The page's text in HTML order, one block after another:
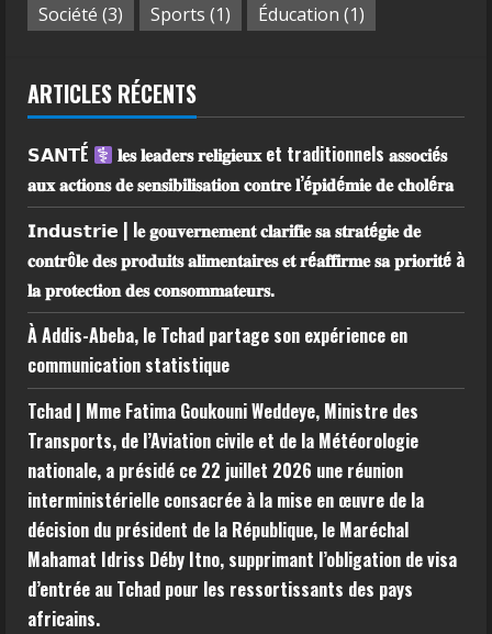
Société (3) Sports (1) Éducation (1)
ARTICLES RÉCENTS
𝗦𝗔𝗡𝗧É
𝐥𝐞𝐬 𝐥𝐞𝐚𝐝𝐞𝐫𝐬 𝐫𝐞𝐥𝐢𝐠𝐢𝐞𝐮𝐱 et traditionnels 𝐚𝐬𝐬𝐨𝐜𝐢é𝐬
𝐚𝐮𝐱 𝐚𝐜𝐭𝐢𝐨𝐧𝐬 𝐝𝐞 𝐬𝐞𝐧𝐬𝐢𝐛𝐢𝐥𝐢𝐬𝐚𝐭𝐢𝐨𝐧 𝐜𝐨𝐧𝐭𝐫𝐞 𝐥’é𝐩𝐢𝐝é𝐦𝐢𝐞 𝐝𝐞 𝐜𝐡𝐨𝐥é𝐫𝐚
𝗜𝗻𝗱𝘂𝘀𝘁𝗿𝗶𝗲 | l𝐞 𝐠𝐨𝐮𝐯𝐞𝐫𝐧𝐞𝐦𝐞𝐧𝐭 𝐜𝐥𝐚𝐫𝐢𝐟𝐢𝐞 𝐬𝐚 𝐬𝐭𝐫𝐚𝐭é𝐠𝐢𝐞 𝐝𝐞
𝐜𝐨𝐧𝐭𝐫ô𝐥𝐞 𝐝𝐞𝐬 𝐩𝐫𝐨𝐝𝐮𝐢𝐭𝐬 𝐚𝐥𝐢𝐦𝐞𝐧𝐭𝐚𝐢𝐫𝐞𝐬 𝐞𝐭 𝐫é𝐚𝐟𝐟𝐢𝐫𝐦𝐞 𝐬𝐚 𝐩𝐫𝐢𝐨𝐫𝐢𝐭é à
𝐥𝐚 𝐩𝐫𝐨𝐭𝐞𝐜𝐭𝐢𝐨𝐧 𝐝𝐞𝐬 𝐜𝐨𝐧𝐬𝐨𝐦𝐦𝐚𝐭𝐞𝐮𝐫𝐬.
À Addis-Abeba, le Tchad partage son expérience en
communication statistique
Tchad | Mme Fatima Goukouni Weddeye, Ministre des
Transports, de l’Aviation civile et de la Météorologie
nationale, a présidé ce 22 juillet 2026 une réunion
interministérielle consacrée à la mise en œuvre de la
décision du président de la République, le Maréchal
Mahamat Idriss Déby Itno, supprimant l’obligation de visa
d’entrée au Tchad pour les ressortissants des pays
africains.